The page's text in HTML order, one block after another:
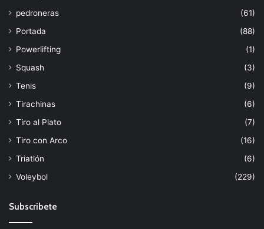
pedroneras
(61)
Portada
(88)
Powerlifting
(1)
Squash
(3)
Tenis
(9)
Tirachinas
(6)
Tiro al Plato
(7)
Tiro con Arco
(16)
Triatlón
(6)
Voleybol
(229)
Subscribete